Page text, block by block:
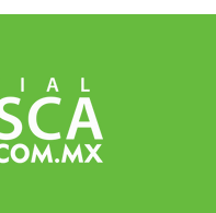
5 a 7 días hábiles
o más.